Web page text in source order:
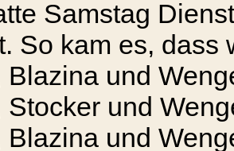
Samstag
So kam es, dass
Blazina und
Stocker und
Blazina und